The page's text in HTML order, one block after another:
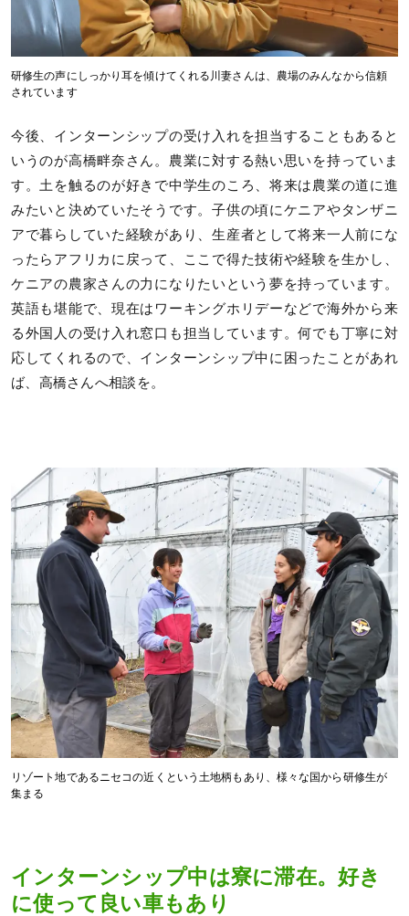
研修生の声にしっかり耳を傾けてくれる川妻さんは、農場のみんなから信頼
されています
今後、インターンシップの受け入れを担当することもあると
いうのが高橋畔奈さん。農業に対する熱い思いを持っていま
す。土を触るのが好きで中学生のころ、将来は農業の道に進
みたいと決めていたそうです。子供の頃にケニアやタンザニ
アで暮らしていた経験があり、生産者として将来一人前にな
ったらアフリカに戻って、ここで得た技術や経験を生かし、
ケニアの農家さんの力になりたいという夢を持っています。
英語も堪能で、現在はワーキングホリデーなどで海外から来
る外国人の受け入れ窓口も担当しています。何でも丁寧に対
応してくれるので、インターンシップ中に困ったことがあれ
ば、高橋さんへ相談を。
リゾート地であるニセコの近くという土地柄もあり、様々な国から研修生が
集まる
インターンシップ中は寮に滞在。好き
に使って良い車もあり